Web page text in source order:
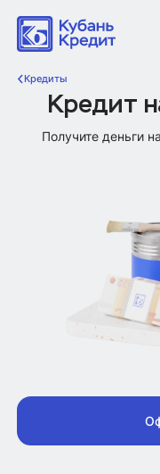
Кредит
Получите деньги
Кредиты